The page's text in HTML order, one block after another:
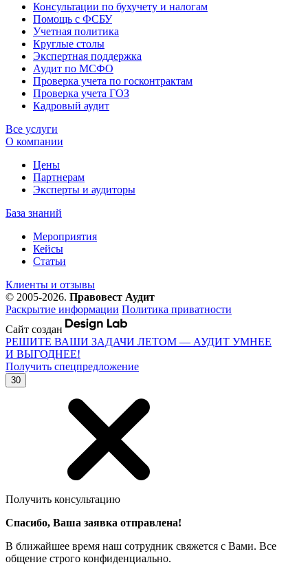
Консультации по бухучету и налогам
Помощь с ФСБУ
Учетная политика
Круглые столы
Экспертная поддержка
Аудит по МСФО
Проверка учета по госконтрактам
Проверка учета ГОЗ
Кадровый аудит
Все услуги
О компании
Цены
Партнерам
Эксперты и аудиторы
База знаний
Мероприятия
Кейсы
Статьи
Клиенты и отзывы
© 2005-2026. Правовест Аудит
Раскрытие информации Политика приватности
Сайт создан
РЕШИТЕ ВАШИ ЗАДАЧИ ЛЕТОМ — АУДИТ УМНЕЕ
И ВЫГОДНЕЕ!
Получить спецпредложение
30
Получить консультацию
Спасибо, Ваша заявка отправлена!
В ближайшее время наш сотрудник свяжется с Вами. Все
общение строго конфиденциально.